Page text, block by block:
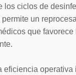
los ciclos de
un
que favorece
eficiencia operativa